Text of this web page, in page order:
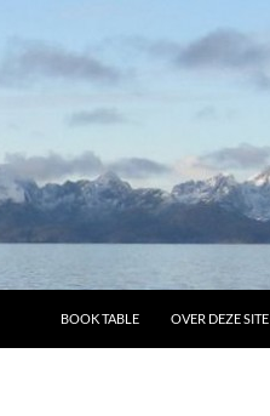
BOOK TABLE
OVER DEZE SITE